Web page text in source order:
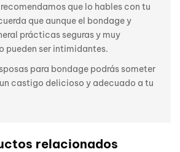
que lo hables con tu
que aunque el bondage y
prácticas seguras y muy
pueden ser intimidantes.
para bondage podrás someter
castigo delicioso y adecuado a tu
relacionados